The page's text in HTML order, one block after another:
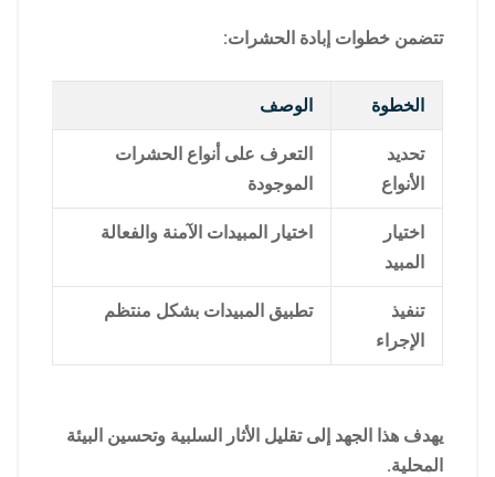
تتضمن خطوات إبادة الحشرات:
الخطوة الوصف
تحديد
الأنواع
التعرف على أنواع الحشرات
الموجودة
اختيار
المبيد
اختيار المبيدات الآمنة والفعالة
تنفيذ
الإجراء
تطبيق المبيدات بشكل منتظم
يهدف هذا الجهد إلى تقليل الأثار السلبية وتحسين البيئة
المحلية.